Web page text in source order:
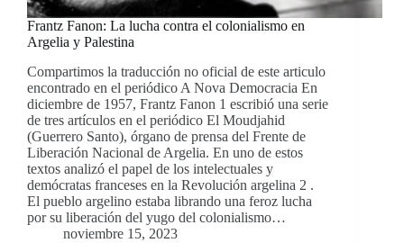
Frantz Fanon: La lucha contra el colonialismo en
Argelia y Palestina
Compartimos la traducción no oficial de este articulo
encontrado en el periódico A Nova Democracia En
diciembre de 1957, Frantz Fanon 1 escribió una serie
de tres artículos en el periódico El Moudjahid
(Guerrero Santo), órgano de prensa del Frente de
Liberación Nacional de Argelia. En uno de estos
textos analizó el papel de los intelectuales y
demócratas franceses en la Revolución argelina 2 .
El pueblo argelino estaba librando una feroz lucha
por su liberación del yugo del colonialismo…
noviembre 15, 2023